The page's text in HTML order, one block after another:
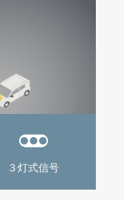
３灯式信号